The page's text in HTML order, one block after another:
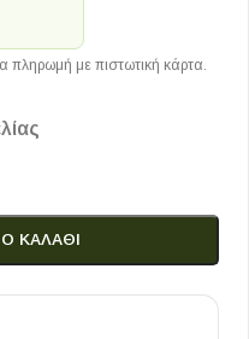
πληρωμή με πιστωτική κάρτα.
ΚΑΛΆΘΙ